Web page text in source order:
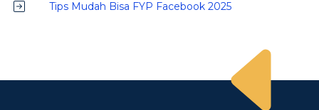
Tips Mudah Bisa FYP Facebook 2025